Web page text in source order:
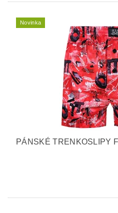
Novinka
PÁNSKÉ TRENKOSLIPY